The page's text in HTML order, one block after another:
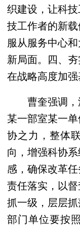
织建设，让科
技工作者的新
服从服务中心
新局面。四、
在战略高度加强
曹奎强调，
某一部室某一
协之力，整体
向，增强科协
感，确保改革
责任落实，以
抓一级，层层
部门单位要按